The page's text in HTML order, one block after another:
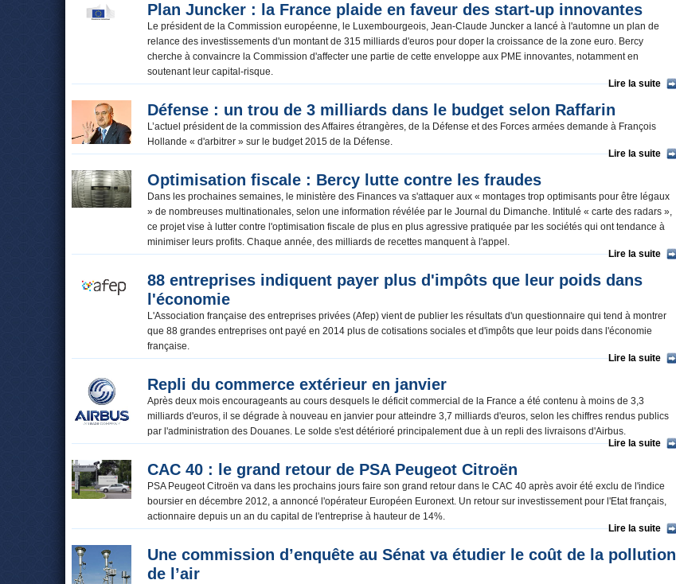
Plan Juncker : la France plaide en faveur des start-up innovantes
Le président de la Commission européenne, le Luxembourgeois, Jean-Claude Juncker a lancé à l'automne un plan de
relance des investissements d'un montant de 315 milliards d'euros pour doper la croissance de la zone euro. Bercy
cherche à convaincre la Commission d'affecter une partie de cette enveloppe aux PME innovantes, notamment en
soutenant leur capital-risque.
Lire la suite
Défense : un trou de 3 milliards dans le budget selon Raffarin
L’actuel président de la commission des Affaires étrangères, de la Défense et des Forces armées demande à François
Hollande « d'arbitrer » sur le budget 2015 de la Défense.
Lire la suite
Optimisation fiscale : Bercy lutte contre les fraudes
Dans les prochaines semaines, le ministère des Finances va s'attaquer aux « montages trop optimisants pour être légaux
» de nombreuses multinationales, selon une information révélée par le Journal du Dimanche. Intitulé « carte des radars »,
ce projet vise à lutter contre l'optimisation fiscale de plus en plus agressive pratiquée par les sociétés qui ont tendance à
minimiser leurs profits. Chaque année, des milliards de recettes manquent à l'appel.
Lire la suite
88 entreprises indiquent payer plus d'impôts que leur poids dans
l'économie
L'Association française des entreprises privées (Afep) vient de publier les résultats d'un questionnaire qui tend à montrer
que 88 grandes entreprises ont payé en 2014 plus de cotisations sociales et d'impôts que leur poids dans l'économie
française.
Lire la suite
Repli du commerce extérieur en janvier
Après deux mois encourageants au cours desquels le déficit commercial de la France a été contenu à moins de 3,3
milliards d'euros, il se dégrade à nouveau en janvier pour atteindre 3,7 milliards d'euros, selon les chiffres rendus publics
par l'administration des Douanes. Le solde s'est détérioré principalement due à un repli des livraisons d'Airbus.
Lire la suite
CAC 40 : le grand retour de PSA Peugeot Citroën
PSA Peugeot Citroën va dans les prochains jours faire son grand retour dans le CAC 40 après avoir été exclu de l'indice
boursier en décembre 2012, a annoncé l'opérateur Européen Euronext. Un retour sur investissement pour l'Etat français,
actionnaire depuis un an du capital de l'entreprise à hauteur de 14%.
Lire la suite
Une commission d’enquête au Sénat va étudier le coût de la pollution
de l’air